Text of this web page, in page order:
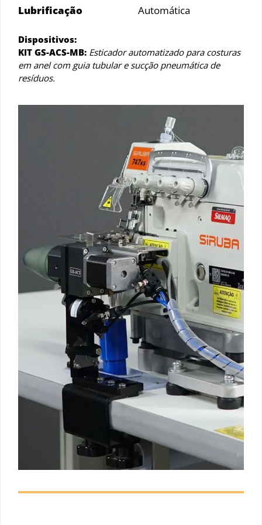
Lubrificação
Automática
Dispositivos:
KIT GS-ACS-MB: Esticador automatizado para costuras
em anel com guia tubular e sucção pneumática de
resíduos.